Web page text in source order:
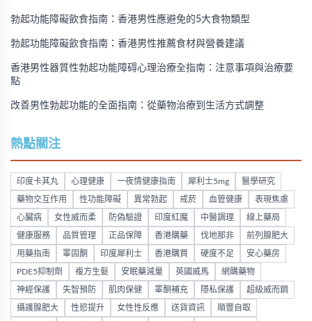
勃起功能障礙飲食指南：香港男性應避免的5大食物類型
勃起功能障礙飲食指南：香港男性推薦食材與營養建議
香港男性器質性勃起功能障碍心理治療全指南：注意事項與治療要
點
改善男性勃起功能的全面指南：從藥物治療到生活方式調整
熱點關注
印度卡其丸 心理健康 一夜情健康指南 犀利士5mg 醫學研究
藥物交互作用 性功能障礙 異常勃起 戒菸 血管健康 表現焦慮
心臟病 女性威而柔 防偽驗證 印度紅魔 中醫調理 線上藥局
健康服務 品質管理 正品保障 香港購藥 伐地那非 前列腺肥大
用藥指南 睪固酮 印度犀利士 香港購買 硬度不足 安心藥房
PDE5抑制劑 複方生髮 安眠藥減量 英國威馬 網購藥物
神經保護 失智預防 肌肉保健 睪酮補充 隱私保護 超級威而鋼
攝護腺肥大 性慾提升 女性性反應 送貨資訊 順豐自取